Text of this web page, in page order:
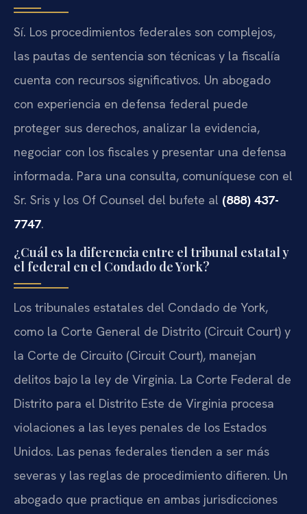
Sí. Los procedimientos federales son complejos,
las pautas de sentencia son técnicas y la fiscalía
cuenta con recursos significativos. Un abogado
con experiencia en defensa federal puede
proteger sus derechos, analizar la evidencia,
negociar con los fiscales y presentar una defensa
informada. Para una consulta, comuníquese con el
Sr. Sris y los Of Counsel del bufete al (888) 437-
7747.
¿Cuál es la diferencia entre el tribunal estatal y
el federal en el Condado de York?
Los tribunales estatales del Condado de York,
como la Corte General de Distrito (Circuit Court) y
la Corte de Circuito (Circuit Court), manejan
delitos bajo la ley de Virginia. La Corte Federal de
Distrito para el Distrito Este de Virginia procesa
violaciones a las leyes penales de los Estados
Unidos. Las penas federales tienden a ser más
severas y las reglas de procedimiento difieren. Un
abogado que practique en ambas jurisdicciones